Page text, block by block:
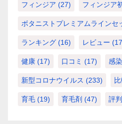
フィンジア (27) フィンジア
ボタニストプレミアムラインセ
ランキング (16) レビュー
健康 (17) 口コミ (17) 感染
新型コロナウイルス (233)
育毛 (19) 育毛剤 (47) 評判